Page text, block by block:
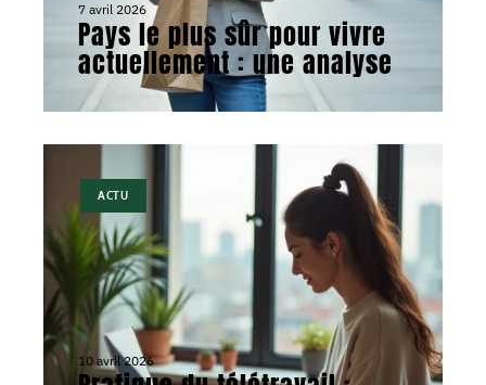
7 avril 2026
Pays le plus sûr pour vivre
actuellement : une analyse
ACTU
10 avril 2026